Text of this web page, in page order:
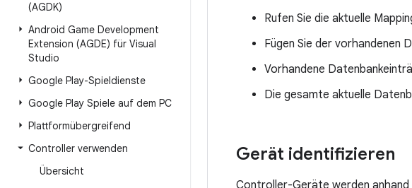
(AGDK)
Android Game Development
Extension (AGDE) für Visual
Studio
Google Play-Spieldienste
Google Play Spiele auf dem PC
Plattformübergreifend
Controller verwenden
Übersicht
Rufen Sie die aktuelle
Fügen Sie der vorhandenen
Vorhandene
Die gesamte aktuelle
Gerät identifizieren
Controller-Geräte werden anhand